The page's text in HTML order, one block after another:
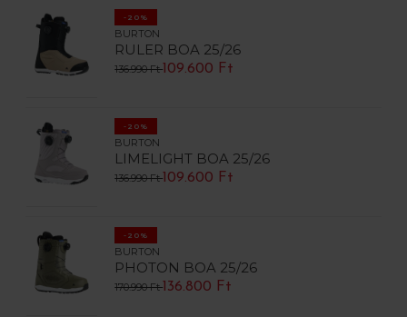
-20%
BURTON
RULER BOA 25/26
136.990 Ft 109.600 Ft
-20%
BURTON
LIMELIGHT BOA 25/26
136.990 Ft 109.600 Ft
-20%
BURTON
PHOTON BOA 25/26
170.990 Ft 136.800 Ft